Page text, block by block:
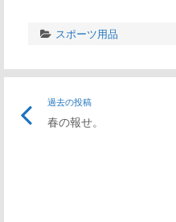
スポーツ用品
過去の投稿
春の報せ。